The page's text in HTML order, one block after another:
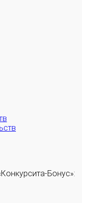
Бонус»: